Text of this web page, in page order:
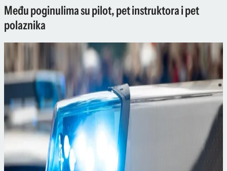
Među poginulima su pilot, pet instruktora i pet
polaznika